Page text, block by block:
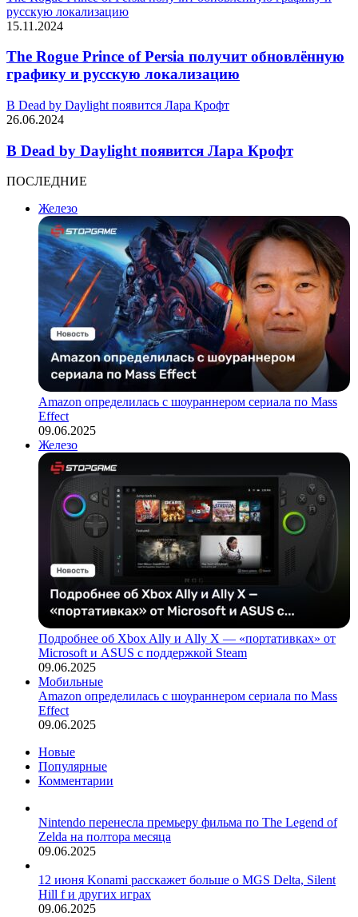
русскую локализацию
15.11.2024
The Rogue Prince of Persia получит обновлённую
графику и русскую локализацию
В Dead by Daylight появится Лара Крофт
26.06.2024
В Dead by Daylight появится Лара Крофт
ПОСЛЕДНИЕ
Железо
Amazon определилась с шоураннером сериала по Mass
Effect
09.06.2025
Железо
Подробнее об Xbox Ally и Ally X — «портативках» от
Microsoft и ASUS с поддержкой Steam
09.06.2025
Мобильные
Amazon определилась с шоураннером сериала по Mass
Effect
09.06.2025
Новые
Популярные
Комментарии
Nintendo перенесла премьеру фильма по The Legend of
Zelda на полтора месяца
09.06.2025
12 июня Konami расскажет больше о MGS Delta, Silent
Hill f и других играх
09.06.2025